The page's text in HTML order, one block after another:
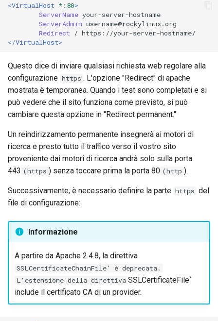
<VirtualHost *:80>
ServerName
ServerAdmin
Redirect
/
</VirtualHost>
Questo dice di inviare qualsiasi richiesta web regolare alla
configurazione https . L'opzione "Redirect" di apache
mostrata è temporanea. Quando i test sono completati e si
può vedere che il sito funziona come previsto, si può
cambiare questa opzione in "Redirect permanent."
Un reindirizzamento permanente insegnerà ai motori di
ricerca e presto tutto il traffico verso il vostro sito
proveniente dai motori di ricerca andrà solo sulla porta
443 (https ) senza toccare prima la porta 80 (http ).
Successivamente, è necessario definire la parte https del
file di configurazione:
Informazione
A partire da Apache 2.4.8, la direttiva
SSLCertificateChainFile' è deprecata.
L'estensione della direttiva SSLCertificateFile`
include il certificato CA di un provider.